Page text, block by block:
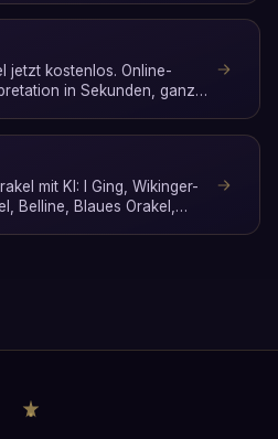
jetzt kostenlos. Online-
in Sekunden, ganz
mit KI: I Ging, Wikinger-
Belline, Blaues Orakel,